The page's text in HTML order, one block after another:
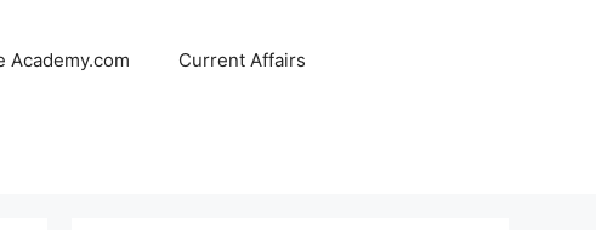
Academy.com Current Affairs